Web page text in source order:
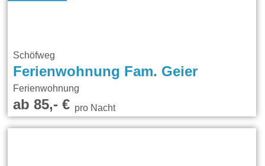
Schöfweg
Ferienwohnung Fam. Geier
Ferienwohnung
ab 85,- €pro Nacht